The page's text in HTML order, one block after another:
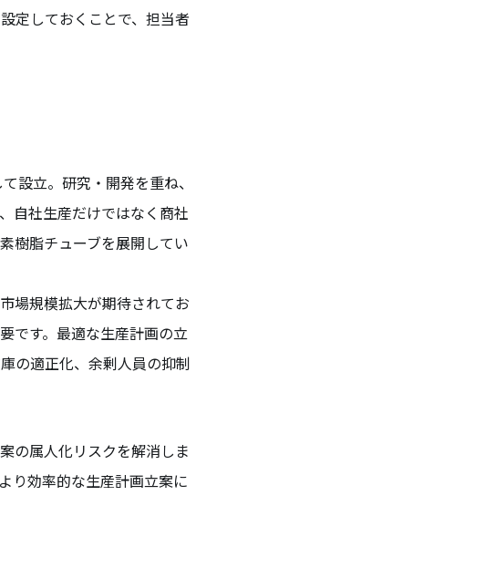
定しておくことで、担当者
設立。研究・開発を重ね、
自社生産だけではなく商社
樹脂チューブを展開してい
場規模拡大が期待されてお
です。最適な生産計画の立
の適正化、余剰人員の抑制
の属人化リスクを解消しま
り効率的な生産計画立案に